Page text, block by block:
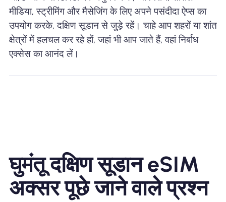
मीडिया, स्ट्रीमिंग और मैसेजिंग के लिए अपने पसंदीदा ऐप्स का
उपयोग करके, दक्षिण सूडान से जुड़े रहें। चाहे आप शहरों या शांत
क्षेत्रों में हलचल कर रहे हों, जहां भी आप जाते हैं, वहां निर्बाध
एक्सेस का आनंद लें।
घुमंतू दक्षिण सूडान eSIM
अक्सर पूछे जाने वाले प्रश्न